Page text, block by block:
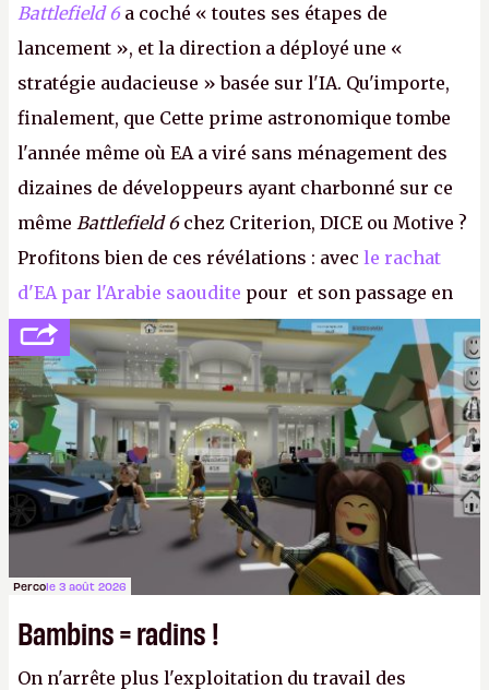
Battlefield 6 a coché « toutes ses étapes de
lancement », et la direction a déployé une «
stratégie audacieuse » basée sur l'IA. Qu'importe,
finalement, que Cette prime astronomique tombe
l'année même où EA a viré sans ménagement des
dizaines de développeurs ayant charbonné sur ce
même Battlefield 6chez Criterion, DICE ou Motive ?
Profitons bien de ces révélations : avec le rachat
d'EA par l'Arabie saoudite pour et son passage en
société privée, l'éditeur n'aura bientôt plus
l'obligation de publier ses bilans. Encore une
victoire pour la transparence.P.
Percole 3 août 2026
Bambins = radins !
On n'arrête plus l'exploitation du travail des